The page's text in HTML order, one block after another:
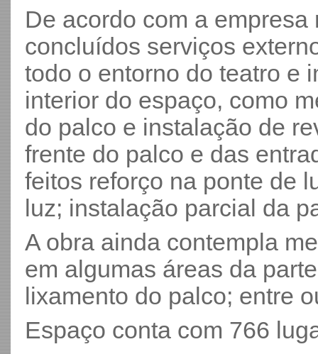
De acordo com a
concluídos serviços
todo o entorno do teatro e
interior do espaço, como
do palco e instalação de
frente do palco e das
feitos reforço na ponte de
luz; instalação parcial da
A obra ainda contempla
em algumas áreas da
lixamento do palco; entre
Espaço conta com 766